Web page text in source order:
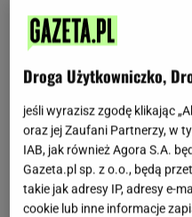
Droga Użytkowniczko,
jeśli wyrazisz zgodę klikając
oraz jej Zaufani Partnerzy, w
IAB, jak również Agora S.A.
Gazeta.pl sp. z o.o., będą
takie jak adresy IP, adresy e-
cookie lub inne informacje